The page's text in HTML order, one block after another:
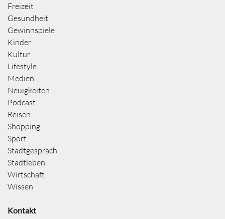
Freizeit
Gesundheit
Gewinnspiele
Kinder
Kultur
Lifestyle
Medien
Neuigkeiten
Podcast
Reisen
Shopping
Sport
Stadtgespräch
Stadtleben
Wirtschaft
Wissen
Kontakt